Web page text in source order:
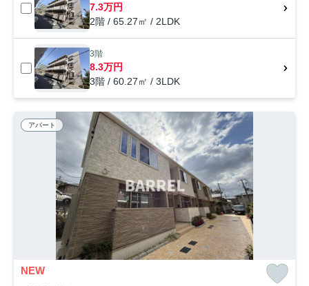
7.3万円
2階 / 65.27㎡ / 2LDK
3階
8.3万円
3階 / 60.27㎡ / 3LDK
アパート
NEW